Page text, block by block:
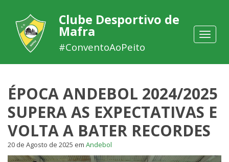
Toggle
Clube Desportivo de
Mafra
#ConventoAoPeito
ÉPOCA ANDEBOL 2024/2025
SUPERA AS EXPECTATIVAS E
VOLTA A BATER RECORDES
20 de Agosto de 2025 em Andebol